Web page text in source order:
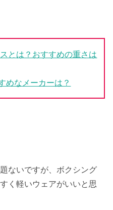
とは？おすすめの重さは
めなメーカーは？
ないですが、ボクシング
く軽いウェアがいいと思